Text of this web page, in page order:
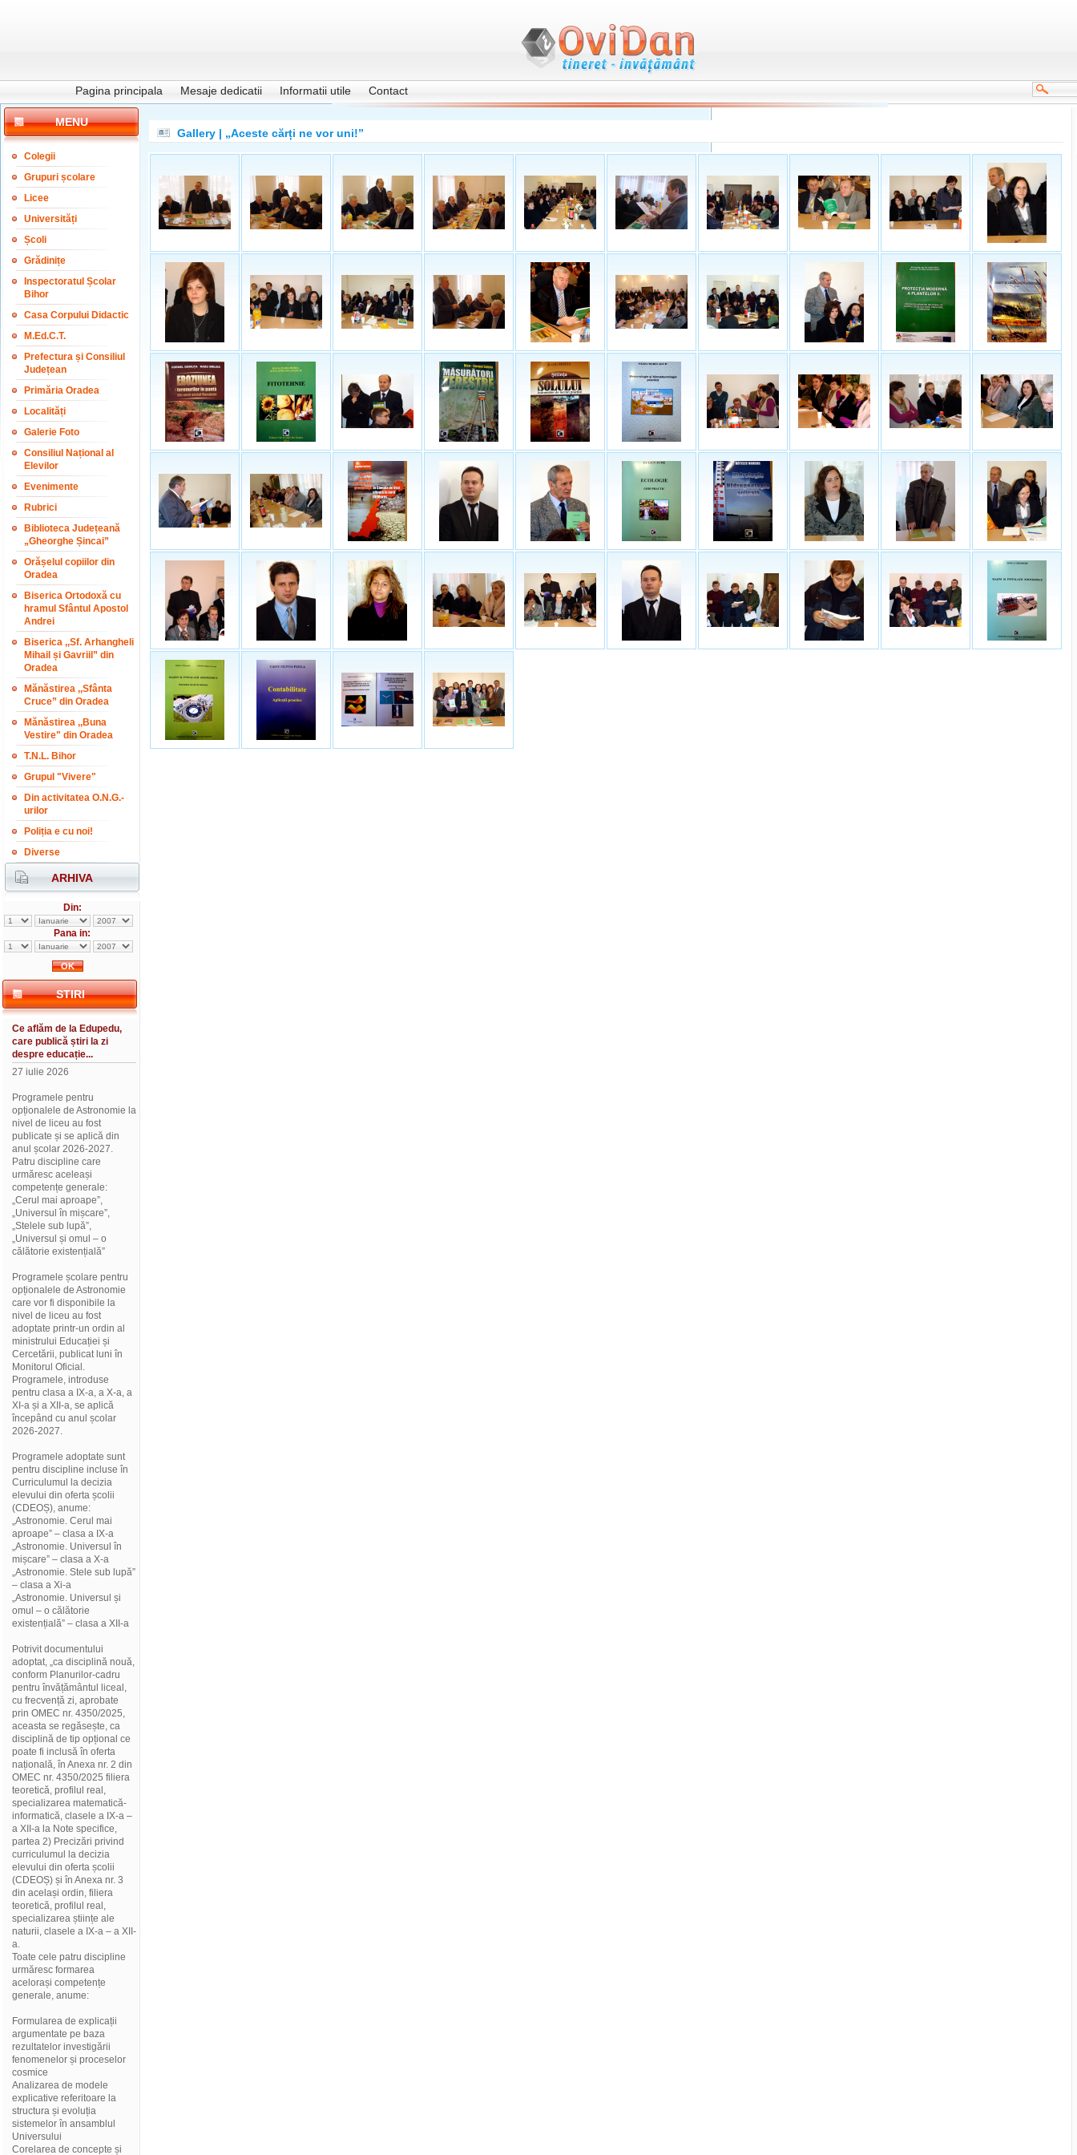
Pagina principala Mesaje dedicatii Informatii utile Contact
MENU
Colegii
Grupuri școlare
Licee
Universități
Școli
Grădinițe
Inspectoratul Școlar
Bihor
Casa Corpului Didactic
M.Ed.C.T.
Prefectura și Consiliul
Județean
Primăria Oradea
Localități
Galerie Foto
Consiliul Național al
Elevilor
Evenimente
Rubrici
Biblioteca Județeană
„Gheorghe Șincai”
Orășelul copiilor din
Oradea
Biserica Ortodoxă cu
hramul Sfântul Apostol
Andrei
Biserica ,,Sf. Arhangheli
Mihail și Gavriil” din
Oradea
Mănăstirea ,,Sfânta
Cruce” din Oradea
Mănăstirea ,,Buna
Vestire" din Oradea
T.N.L. Bihor
Grupul "Vivere"
Din activitatea O.N.G.-
urilor
Poliția e cu noi!
Diverse
ARHIVA
Din:
Pana in:
STIRI
Ce aflăm de la Edupedu,
care publică știri la zi
despre educație...
27 iulie 2026
Programele pentru
opționalele de Astronomie la
nivel de liceu au fost
publicate și se aplică din
anul școlar 2026-2027.
Patru discipline care
urmăresc aceleași
competențe generale:
„Cerul mai aproape”,
„Universul în mișcare”,
„Stelele sub lupă”,
„Universul și omul – o
călătorie existențială”
Programele școlare pentru
opționalele de Astronomie
care vor fi disponibile la
nivel de liceu au fost
adoptate printr-un ordin al
ministrului Educației și
Cercetării, publicat luni în
Monitorul Oficial.
Programele, introduse
pentru clasa a IX-a, a X-a, a
XI-a și a XII-a, se aplică
începând cu anul școlar
2026-2027.
Programele adoptate sunt
pentru discipline incluse în
Curriculumul la decizia
elevului din oferta școlii
(CDEOȘ), anume:
„Astronomie. Cerul mai
aproape” – clasa a IX-a
„Astronomie. Universul în
mișcare” – clasa a X-a
„Astronomie. Stele sub lupă”
– clasa a Xi-a
„Astronomie. Universul și
omul – o călătorie
existențială” – clasa a XII-a
Potrivit documentului
adoptat, „ca disciplină nouă,
conform Planurilor-cadru
pentru învățământul liceal,
cu frecvență zi, aprobate
prin OMEC nr. 4350/2025,
aceasta se regăsește, ca
disciplină de tip opțional ce
poate fi inclusă în oferta
națională, în Anexa nr. 2 din
OMEC nr. 4350/2025 filiera
teoretică, profilul real,
specializarea matematică-
informatică, clasele a IX-a –
a XII-a la Note specifice,
partea 2) Precizări privind
curriculumul la decizia
elevului din oferta școlii
(CDEOȘ) și în Anexa nr. 3
din același ordin, filiera
teoretică, profilul real,
specializarea științe ale
naturii, clasele a IX-a – a XII-
a.
Toate cele patru discipline
urmăresc formarea
acelorași competențe
generale, anume:
Formularea de explicații
argumentate pe baza
rezultatelor investigării
fenomenelor și proceselor
cosmice
Analizarea de modele
explicative referitoare la
structura și evoluția
sistemelor în ansamblul
Universului
Corelarea de concepte și
Gallery | „Aceste cărți ne vor uni!”